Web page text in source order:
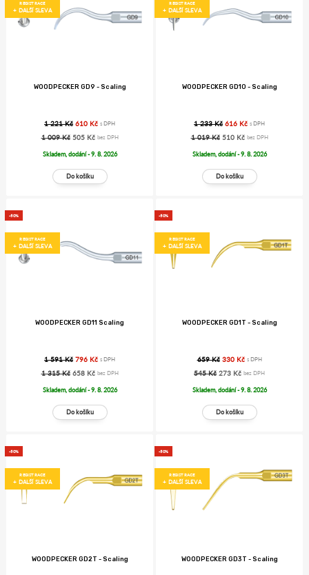
REGISTRACE
+ DALŠÍ SLEVA
WOODPECKER GD9 - Scaling
1 221 Kč 610 Kč s DPH
1 009 Kč 505 Kč bez DPH
Skladem, dodání - 9. 8. 2026
REGISTRACE
+ DALŠÍ SLEVA
WOODPECKER GD10 - Scaling
1 233 Kč 616 Kč s DPH
1 019 Kč 510 Kč bez DPH
Skladem, dodání - 9. 8. 2026
-50%
REGISTRACE
+ DALŠÍ SLEVA
WOODPECKER GD11 Scaling
1 591 Kč 796 Kč s DPH
1 315 Kč 658 Kč bez DPH
Skladem, dodání - 9. 8. 2026
-50%
REGISTRACE
+ DALŠÍ SLEVA
WOODPECKER GD1T - Scaling
659 Kč 330 Kč s DPH
545 Kč 273 Kč bez DPH
Skladem, dodání - 9. 8. 2026
-50%
REGISTRACE
+ DALŠÍ SLEVA
WOODPECKER GD2T - Scaling
-50%
REGISTRACE
+ DALŠÍ SLEVA
WOODPECKER GD3T - Scaling